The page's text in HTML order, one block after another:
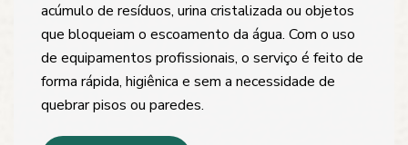
acúmulo de resíduos, urina cristalizada ou objetos
que bloqueiam o escoamento da água. Com o uso
de equipamentos profissionais, o serviço é feito de
forma rápida, higiênica e sem a necessidade de
quebrar pisos ou paredes.